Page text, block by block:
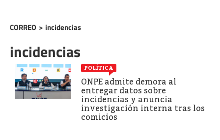
CORREO > incidencias
incidencias
POLÍTICA
ONPE admite demora al
entregar datos sobre
incidencias y anuncia
investigación interna tras los
comicios